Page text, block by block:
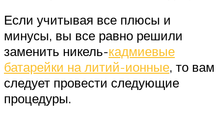
Если учитывая все плюсы и
минусы, вы все равно решили
заменить никель-кадмиевые
батарейки на литий-ионные, то вам
следует провести следующие
процедуры.